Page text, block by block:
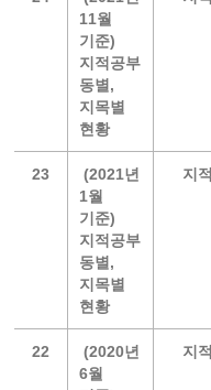
11월
기준)
지적공부
동별,
지목별
현황
23
(2021년
1월
기준)
지적공부
동별,
지목별
현황
지적
22
(2020년
6월
지적